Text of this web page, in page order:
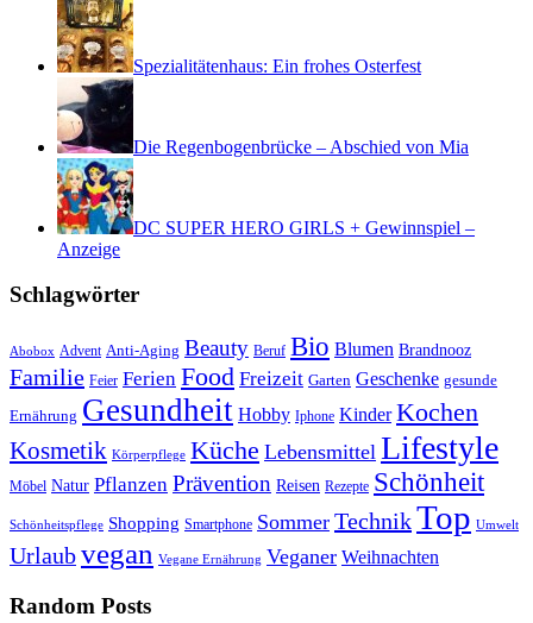
Spezialitätenhaus: Ein frohes Osterfest
Die Regenbogenbrücke – Abschied von Mia
DC SUPER HERO GIRLS + Gewinnspiel –
Anzeige
Schlagwörter
Abobox Advent Anti-Aging Beauty Beruf Bio Blumen Brandnooz
Familie Feier Ferien Food Freizeit Garten Geschenke gesunde
Ernährung Gesundheit Hobby Iphone Kinder Kochen
Kosmetik Körperpflege Küche Lebensmittel Lifestyle
Möbel Natur Pflanzen Prävention Reisen Rezepte Schönheit
Schönheitspflege Shopping Smartphone Sommer TechnikTop Umwelt
Urlaubvegan Vegane Ernährung Veganer Weihnachten
Random Posts